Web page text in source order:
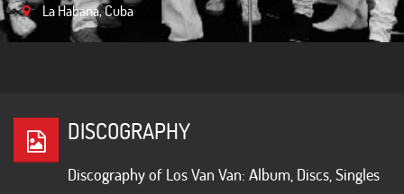
La Habana, Cuba
MARZO 13, 2016
La Habana, Cuba
DISCOGRAPHY
Discography of Los Van Van: Album, Discs, Singles